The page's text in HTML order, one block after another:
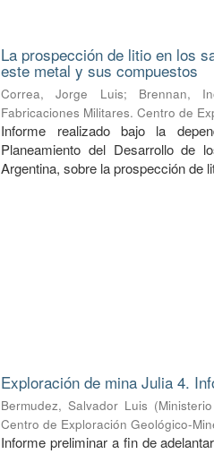
La prospección de litio en los
este metal y sus compuestos
Correa, Jorge Luis; Brennan,
Fabricaciones Militares. Centro de
Informe realizado bajo la
Planeamiento del Desarrollo de
Argentina, sobre la prospección de
Exploración de mina Julia 4.
Bermudez, Salvador Luis (
Centro de Exploración Geológico-
Informe preliminar a fin de